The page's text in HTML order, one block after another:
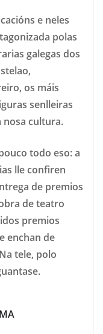
e neles
polas
galegas dos
os máis
senlleiras
nosa cultura.
todo eso: a
lle confiren
de premios
de teatro
premios
enchan de
tele, polo